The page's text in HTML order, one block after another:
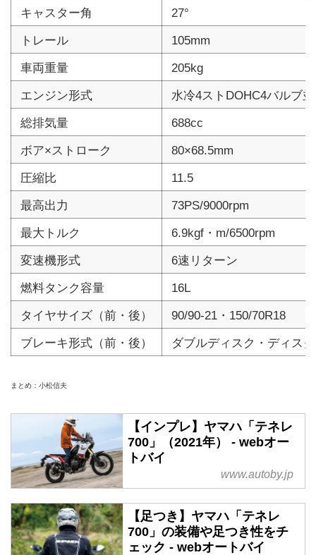
キャスター角
27°
トレール
105mm
車両重量
205kg
エンジン形式
水冷4ストDOHC4バルブ
総排気量
688cc
ボア×ストローク
80×68.5mm
圧縮比
11.5
最高出力
73PS/9000rpm
最大トルク
6.9kgf・m/6500rpm
変速機形式
6速リターン
燃料タンク容量
16L
タイヤサイズ（前・後）
90/90-21・150/70R18
ブレーキ形式（前・後）
ダブルディスク・ディスク
まとめ：小松信夫
【インプレ】ヤマハ「テネレ
700」（2021年） - webオー
トバイ
www.autoby.jp
【足つき】ヤマハ「テネレ
700」の装備や足つき性をチ
ェック - webオートバイ